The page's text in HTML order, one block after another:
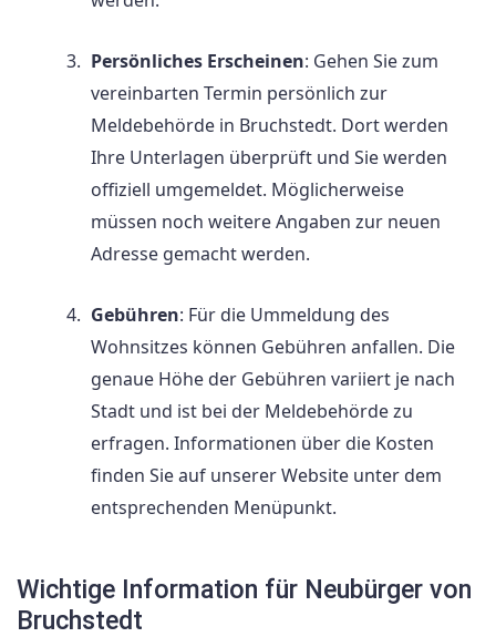
Persönliches Erscheinen: Gehen Sie zum
vereinbarten Termin persönlich zur
Meldebehörde in Bruchstedt. Dort werden
Ihre Unterlagen überprüft und Sie werden
offiziell umgemeldet. Möglicherweise
müssen noch weitere Angaben zur neuen
Adresse gemacht werden.
Gebühren: Für die Ummeldung des
Wohnsitzes können Gebühren anfallen. Die
genaue Höhe der Gebühren variiert je nach
Stadt und ist bei der Meldebehörde zu
erfragen. Informationen über die Kosten
finden Sie auf unserer Website unter dem
entsprechenden Menüpunkt.
Wichtige Information für Neubürger von
Bruchstedt